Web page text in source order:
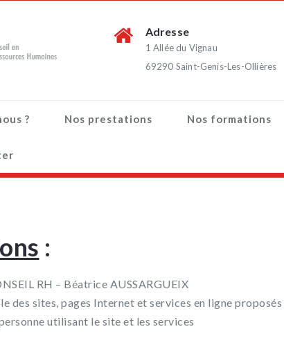
Adresse
1 Allée du Vignau
69290 Saint-Genis-Les-Ollières
? Nos prestations Nos formations
:
RH – Béatrice AUSSARGUEIX
des sites, pages Internet et services en ligne
utilisant le site et les services